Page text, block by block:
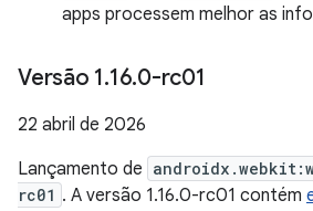
apps processem melhor as
Versão 1.16.0-rc01
22 abril de 2026
Lançamento de
rc01 . A versão 1.16.0-rc01 contém